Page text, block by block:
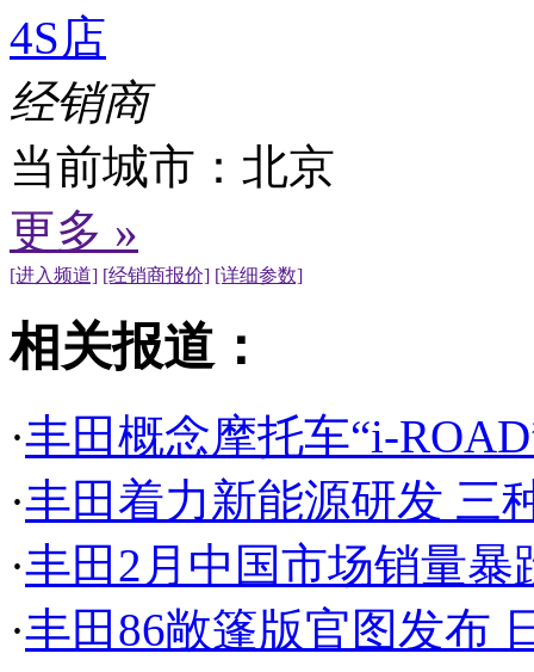
4S店
经销商
当前城市： 北京
更多 »
[进入频道] [经销商报价] [详细参数]
相关报道：
·丰田概念摩托车“i-
·丰田着力新能源研发 三
·丰田2月中国市场销量暴
·丰田86敞篷版官图发布